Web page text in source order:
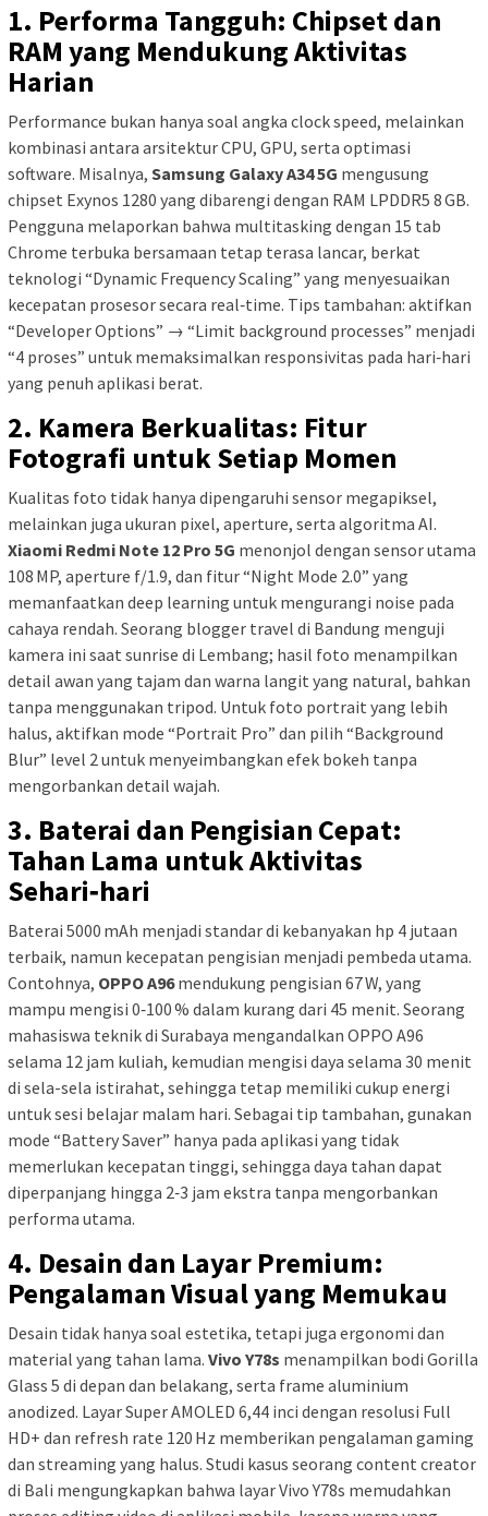
1. Performa Tangguh: Chipset dan
RAM yang Mendukung Aktivitas
Harian
Performance bukan hanya soal angka clock speed, melainkan
kombinasi antara arsitektur CPU, GPU, serta optimasi
software. Misalnya, Samsung Galaxy A34 5G mengusung
chipset Exynos 1280 yang dibarengi dengan RAM LPDDR5 8 GB.
Pengguna melaporkan bahwa multitasking dengan 15 tab
Chrome terbuka bersamaan tetap terasa lancar, berkat
teknologi “Dynamic Frequency Scaling” yang menyesuaikan
kecepatan prosesor secara real‑time. Tips tambahan: aktifkan
“Developer Options” → “Limit background processes” menjadi
“4 proses” untuk memaksimalkan responsivitas pada hari‑hari
yang penuh aplikasi berat.
2. Kamera Berkualitas: Fitur
Fotografi untuk Setiap Momen
Kualitas foto tidak hanya dipengaruhi sensor megapiksel,
melainkan juga ukuran pixel, aperture, serta algoritma AI.
Xiaomi Redmi Note 12 Pro 5G menonjol dengan sensor utama
108 MP, aperture f/1.9, dan fitur “Night Mode 2.0” yang
memanfaatkan deep learning untuk mengurangi noise pada
cahaya rendah. Seorang blogger travel di Bandung menguji
kamera ini saat sunrise di Lembang; hasil foto menampilkan
detail awan yang tajam dan warna langit yang natural, bahkan
tanpa menggunakan tripod. Untuk foto portrait yang lebih
halus, aktifkan mode “Portrait Pro” dan pilih “Background
Blur” level 2 untuk menyeimbangkan efek bokeh tanpa
mengorbankan detail wajah.
3. Baterai dan Pengisian Cepat:
Tahan Lama untuk Aktivitas
Sehari‑hari
Baterai 5000 mAh menjadi standar di kebanyakan hp 4 jutaan
terbaik, namun kecepatan pengisian menjadi pembeda utama.
Contohnya, OPPO A96mendukung pengisian 67 W, yang
mampu mengisi 0‑100 % dalam kurang dari 45 menit. Seorang
mahasiswa teknik di Surabaya mengandalkan OPPO A96
selama 12 jam kuliah, kemudian mengisi daya selama 30 menit
di sela-sela istirahat, sehingga tetap memiliki cukup energi
untuk sesi belajar malam hari. Sebagai tip tambahan, gunakan
mode “Battery Saver” hanya pada aplikasi yang tidak
memerlukan kecepatan tinggi, sehingga daya tahan dapat
diperpanjang hingga 2‑3 jam ekstra tanpa mengorbankan
performa utama.
4. Desain dan Layar Premium:
Pengalaman Visual yang Memukau
Desain tidak hanya soal estetika, tetapi juga ergonomi dan
material yang tahan lama. Vivo Y78s menampilkan bodi Gorilla
Glass 5 di depan dan belakang, serta frame aluminium
anodized. Layar Super AMOLED 6,44 inci dengan resolusi Full
HD+ dan refresh rate 120 Hz memberikan pengalaman gaming
dan streaming yang halus. Studi kasus seorang content creator
di Bali mengungkapkan bahwa layar Vivo Y78s memudahkan